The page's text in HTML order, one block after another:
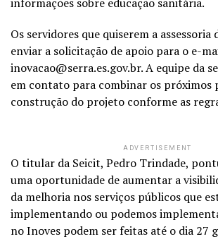
Os servidores que quiserem a assessoria
enviar a solicitação de apoio para o e-
inovacao@serra.es.gov.br. A equipe da
em contato para combinar os próximos
construção do projeto conforme as
ADVERTISEMENT
O titular da Seicit, Pedro Trindade,
uma oportunidade de aumentar a
da melhoria nos serviços públicos que
implementando ou podemos
no Inoves podem ser feitas até o dia 27